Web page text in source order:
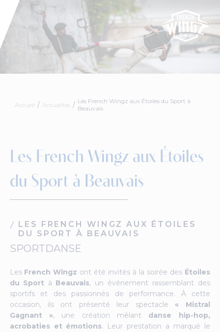
Accueil Actualités
Les French Wingz aux Étoiles du Sport à
Beauvais
Les French Wingz aux Étoiles
du Sport à Beauvais
LES FRENCH WINGZ AUX ÉTOILES
DU SPORT À BEAUVAIS
SPORTDANSE
Les French Wingz ont été invités à la soirée des Étoiles
du Sport à Beauvais, un événement rassemblant des
sportifs et des passionnés de performance. À cette
occasion, ils ont présenté leur spectacle « Mistral
Gagnant », une création mêlant danse hip-hop,
acrobaties et émotions. Leur prestation a marqué le